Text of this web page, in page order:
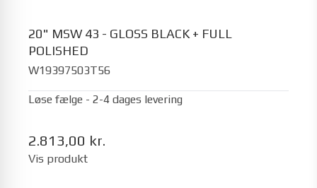
20" MSW 43 - GLOSS BLACK + FULL
POLISHED
W19397503T56
Løse fælge - 2-4 dages levering
2.813,00 kr.
Vis produkt